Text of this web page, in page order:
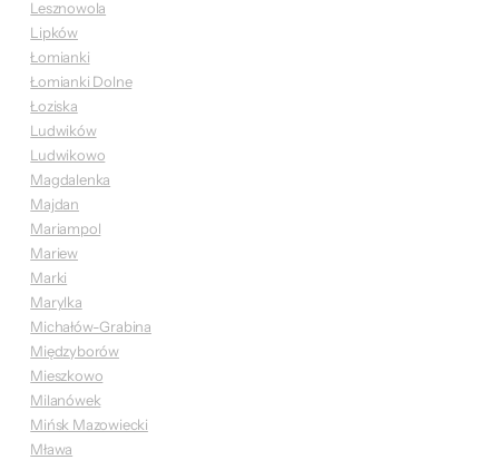
Lesznowola
Lipków
Łomianki
Łomianki Dolne
Łoziska
Ludwików
Ludwikowo
Magdalenka
Majdan
Mariampol
Mariew
Marki
Marylka
Michałów-Grabina
Międzyborów
Mieszkowo
Milanówek
Mińsk Mazowiecki
Mława